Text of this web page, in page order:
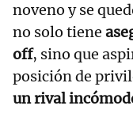
noveno y se
no solo tiene
off, sino que
posición de
un rival